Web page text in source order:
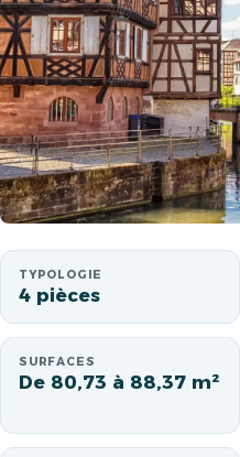
TYPOLOGIE
4 pièces
SURFACES
De 80,73 à 88,37 m²